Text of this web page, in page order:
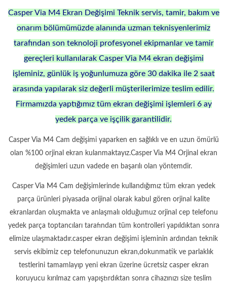
Casper Via M4 Ekran Değişimi Teknik servis, tamir, bakım ve
onarım bölümümüzde alanında uzman teknisyenlerimiz
tarafından son teknoloji profesyonel ekipmanlar ve tamir
gereçleri kullanılarak Casper Via M4 ekran değişimi
işleminiz, günlük iş yoğunlumuza göre 30 dakika ile 2 saat
arasında yapılarak siz değerli müşterilerimize teslim edilir.
Firmamızda yaptığımız tüm ekran değişimi işlemleri 6 ay
yedek parça ve işçilik garantilidir.
Casper Via M4 Cam değişimi yaparken en sağlıklı ve en uzun ömürlü
olan %100 orjinal ekran kulanmaktayız.Casper Via M4 Orjinal ekran
değişimleri uzun vadede en başarılı olan yöntemdir.
Casper Via M4 Cam değişimlerinde kullandığımız tüm ekran yedek
parça ürünleri piyasada orijinal olarak kabul gören orjinal kalite
ekranlardan oluşmakta ve anlaşmalı olduğumuz orjinal cep telefonu
yedek parça toptancıları tarafından tüm kontrolleri yapıldıktan sonra
elimize ulaşmaktadır.casper ekran değişimi işleminin ardından teknik
servis ekibimiz cep telefonunuzun ekran,dokunmatik ve parlaklık
testlerini tamamlayıp yeni ekran üzerine ücretsiz casper ekran
koruyucu kırılmaz cam yapıştırdıktan sonra cihazınızı size teslim